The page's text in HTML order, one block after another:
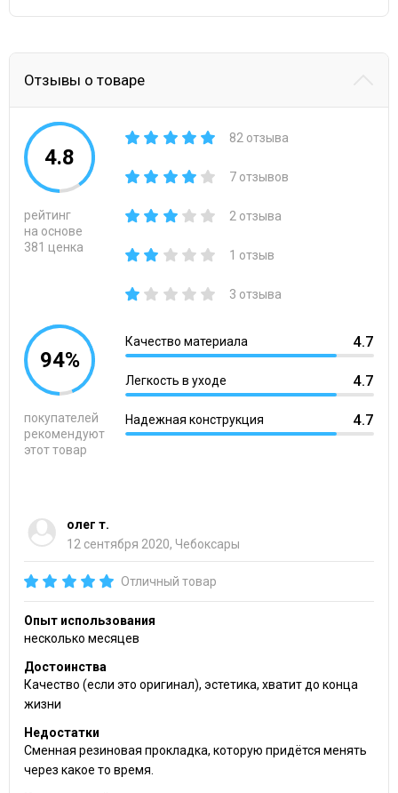
Отзывы о товаре
4.8
рейтинг
на основе
381 ценка
82 отзыва
7 отзывов
2 отзыва
1 отзыв
3 отзыва
94%
покупателей
рекомендуют
этот товар
Качество материала 4.7
Легкость в уходе 4.7
Надежная конструкция 4.7
олег т.
12 сентября 2020, Чебоксары
Отличный товар
Опыт использования
несколько месяцев
Достоинства
Качество (если это оригинал), эстетика, хватит до конца
жизни
Недостатки
Сменная резиновая прокладка, которую придётся менять
через какое то время.